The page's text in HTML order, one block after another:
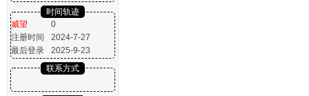
时间轨迹
威望
0
注册时间
2024-7-27
最后登录
2025-9-23
联系方式